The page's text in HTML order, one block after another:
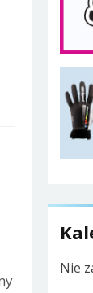
Nie